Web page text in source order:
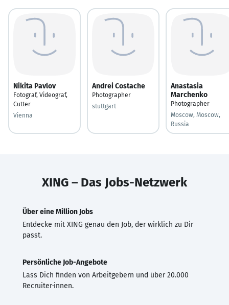
Nikita Pavlov
Fotograf, Videograf,
Cutter
Vienna
Andrei Costache
Photographer
stuttgart
Anastasia
Marchenko
Photographer
Moscow, Moscow,
Russia
XING – Das Jobs-Netzwerk
Über eine Million Jobs
Entdecke mit XING genau den Job, der wirklich zu Dir
passt.
Persönliche Job-Angebote
Lass Dich finden von Arbeitgebern und über 20.000
Recruiter·innen.